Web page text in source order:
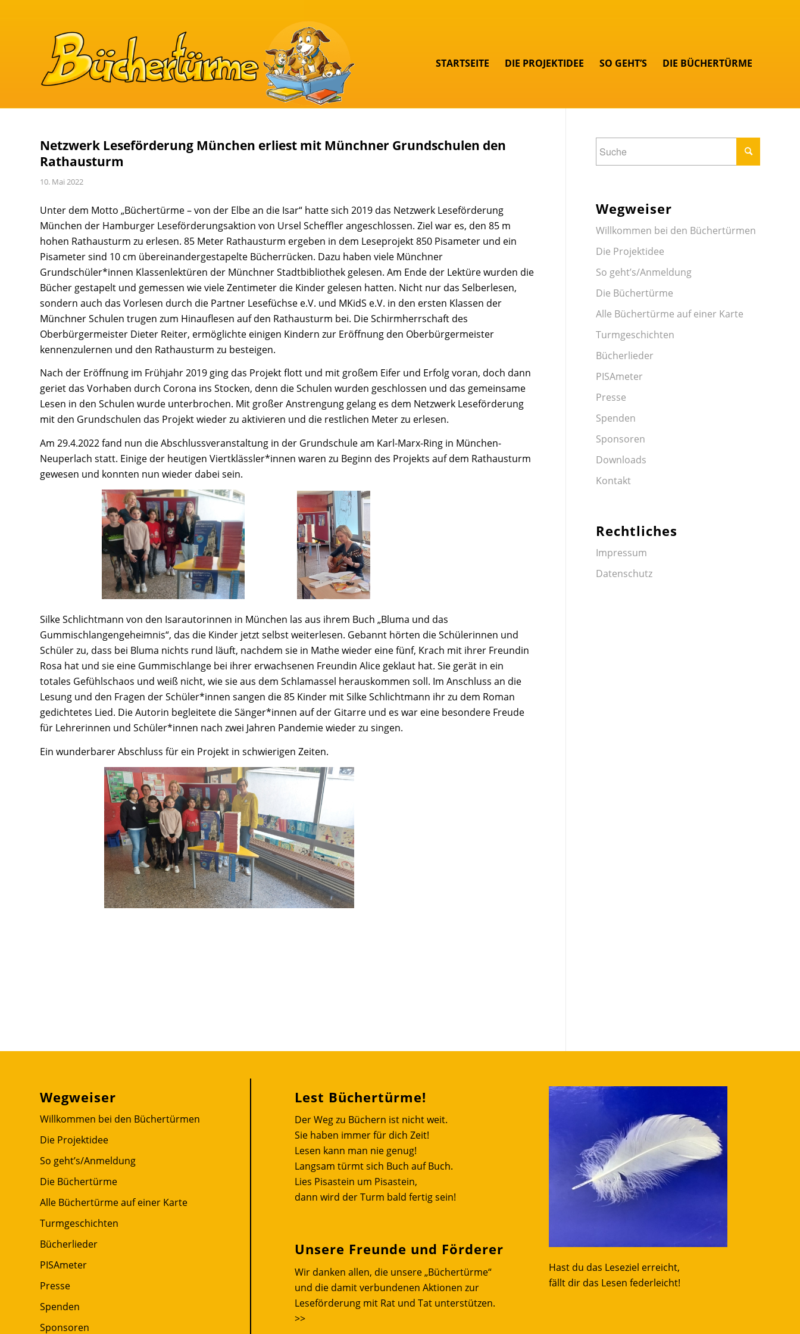
STARTSEITE DIE PROJEKTIDEE SO GEHT’S DIE BÜCHERTÜRME
Netzwerk Leseförderung München erliest mit Münchner Grundschulen den
Rathausturm
10. Mai 2022
Unter dem Motto „Büchertürme – von der Elbe an die Isar“ hatte sich 2019 das Netzwerk Leseförderung
München der Hamburger Leseförderungsaktion von Ursel Scheffler angeschlossen. Ziel war es, den 85 m
hohen Rathausturm zu erlesen. 85 Meter Rathausturm ergeben in dem Leseprojekt 850 Pisameter und ein
Pisameter sind 10 cm übereinandergestapelte Bücherrücken. Dazu haben viele Münchner
Grundschüler*innen Klassenlektüren der Münchner Stadtbibliothek gelesen. Am Ende der Lektüre wurden die
Bücher gestapelt und gemessen wie viele Zentimeter die Kinder gelesen hatten. Nicht nur das Selberlesen,
sondern auch das Vorlesen durch die Partner Lesefüchse e.V. und MKidS e.V. in den ersten Klassen der
Münchner Schulen trugen zum Hinauflesen auf den Rathausturm bei. Die Schirmherrschaft des
Oberbürgermeister Dieter Reiter, ermöglichte einigen Kindern zur Eröffnung den Oberbürgermeister
kennenzulernen und den Rathausturm zu besteigen.
Nach der Eröffnung im Frühjahr 2019 ging das Projekt flott und mit großem Eifer und Erfolg voran, doch dann
geriet das Vorhaben durch Corona ins Stocken, denn die Schulen wurden geschlossen und das gemeinsame
Lesen in den Schulen wurde unterbrochen. Mit großer Anstrengung gelang es dem Netzwerk Leseförderung
mit den Grundschulen das Projekt wieder zu aktivieren und die restlichen Meter zu erlesen.
Am 29.4.2022 fand nun die Abschlussveranstaltung in der Grundschule am Karl-Marx-Ring in München-
Neuperlach statt. Einige der heutigen Viertklässler*innen waren zu Beginn des Projekts auf dem Rathausturm
gewesen und konnten nun wieder dabei sein.
Silke Schlichtmann von den Isarautorinnen in München las aus ihrem Buch „Bluma und das
Gummischlangengeheimnis“, das die Kinder jetzt selbst weiterlesen. Gebannt hörten die Schülerinnen und
Schüler zu, dass bei Bluma nichts rund läuft, nachdem sie in Mathe wieder eine fünf, Krach mit ihrer Freundin
Rosa hat und sie eine Gummischlange bei ihrer erwachsenen Freundin Alice geklaut hat. Sie gerät in ein
totales Gefühlschaos und weiß nicht, wie sie aus dem Schlamassel herauskommen soll. Im Anschluss an die
Lesung und den Fragen der Schüler*innen sangen die 85 Kinder mit Silke Schlichtmann ihr zu dem Roman
gedichtetes Lied. Die Autorin begleitete die Sänger*innen auf der Gitarre und es war eine besondere Freude
für Lehrerinnen und Schüler*innen nach zwei Jahren Pandemie wieder zu singen.
Ein wunderbarer Abschluss für ein Projekt in schwierigen Zeiten.
Wegweiser
Willkommen bei den Büchertürmen
Die Projektidee
So geht’s/Anmeldung
Die Büchertürme
Alle Büchertürme auf einer Karte
Turmgeschichten
Bücherlieder
PISAmeter
Presse
Spenden
Sponsoren
Downloads
Kontakt
Rechtliches
Impressum
Datenschutz
Wegweiser
Willkommen bei den Büchertürmen
Die Projektidee
So geht’s/Anmeldung
Die Büchertürme
Alle Büchertürme auf einer Karte
Turmgeschichten
Bücherlieder
PISAmeter
Presse
Spenden
Sponsoren
Lest Büchertürme!
Der Weg zu Büchern ist nicht weit.
Sie haben immer für dich Zeit!
Lesen kann man nie genug!
Langsam türmt sich Buch auf Buch.
Lies Pisastein um Pisastein,
dann wird der Turm bald fertig sein!
Unsere Freunde und Förderer
Wir danken allen, die unsere „Büchertürme“
und die damit verbundenen Aktionen zur
Leseförderung mit Rat und Tat unterstützen.
>>
Hast du das Leseziel erreicht,
fällt dir das Lesen federleicht!